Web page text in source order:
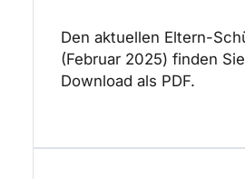
Den aktuellen Eltern-
(Februar 2025) finden Sie
Download als PDF.